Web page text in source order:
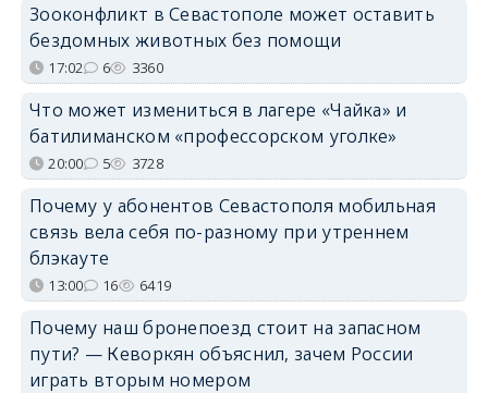
Зооконфликт в Севастополе может оставить
бездомных животных без помощи
17:02 6 3360
Что может измениться в лагере «Чайка» и
батилиманском «профессорском уголке»
20:00 5 3728
Почему у абонентов Севастополя мобильная
связь вела себя по-разному при утреннем
блэкауте
13:00 16 6419
Почему наш бронепоезд стоит на запасном
пути? — Кеворкян объяснил, зачем России
играть вторым номером